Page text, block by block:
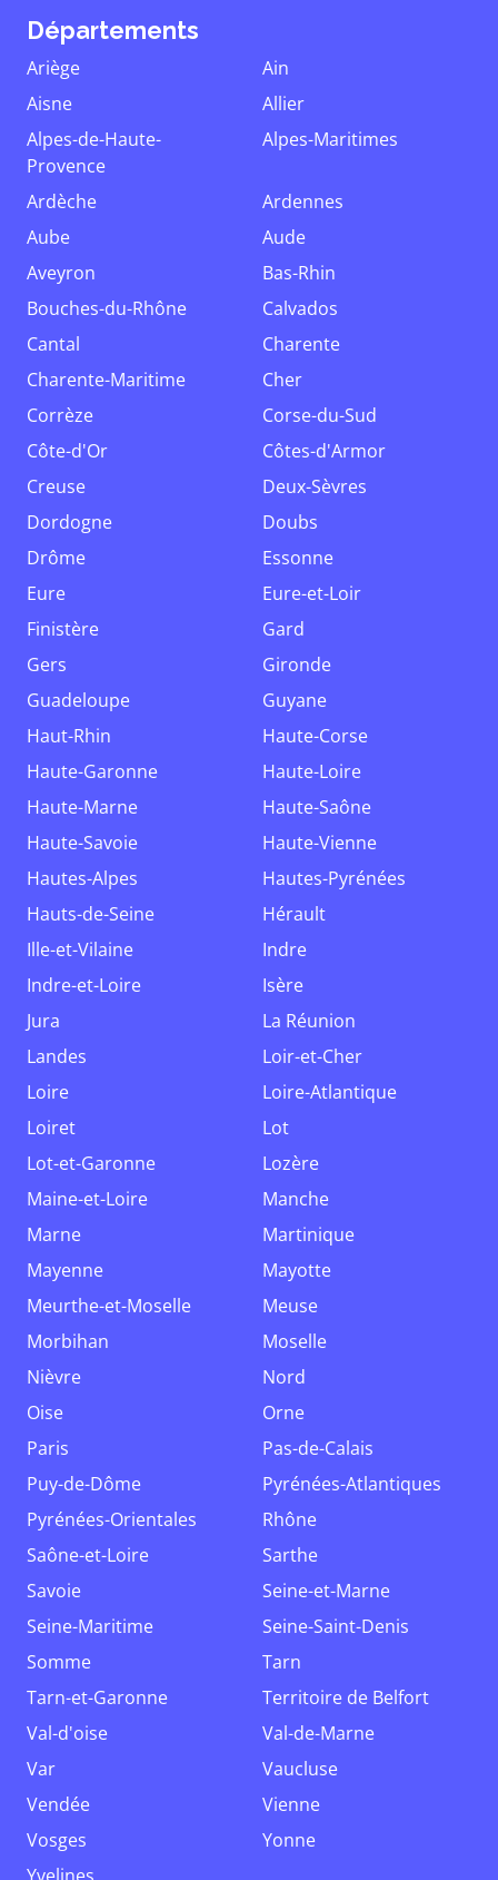
Départements
Ariège
Ain
Aisne
Allier
Alpes-de-Haute-
Provence
Alpes-Maritimes
Ardèche
Ardennes
Aube
Aude
Aveyron
Bas-Rhin
Bouches-du-Rhône
Calvados
Cantal
Charente
Charente-Maritime
Cher
Corrèze
Corse-du-Sud
Côte-d'Or
Côtes-d'Armor
Creuse
Deux-Sèvres
Dordogne
Doubs
Drôme
Essonne
Eure
Eure-et-Loir
Finistère
Gard
Gers
Gironde
Guadeloupe
Guyane
Haut-Rhin
Haute-Corse
Haute-Garonne
Haute-Loire
Haute-Marne
Haute-Saône
Haute-Savoie
Haute-Vienne
Hautes-Alpes
Hautes-Pyrénées
Hauts-de-Seine
Hérault
Ille-et-Vilaine
Indre
Indre-et-Loire
Isère
Jura
La Réunion
Landes
Loir-et-Cher
Loire
Loire-Atlantique
Loiret
Lot
Lot-et-Garonne
Lozère
Maine-et-Loire
Manche
Marne
Martinique
Mayenne
Mayotte
Meurthe-et-Moselle
Meuse
Morbihan
Moselle
Nièvre
Nord
Oise
Orne
Paris
Pas-de-Calais
Puy-de-Dôme
Pyrénées-Atlantiques
Pyrénées-Orientales
Rhône
Saône-et-Loire
Sarthe
Savoie
Seine-et-Marne
Seine-Maritime
Seine-Saint-Denis
Somme
Tarn
Tarn-et-Garonne
Territoire de Belfort
Val-d'oise
Val-de-Marne
Var
Vaucluse
Vendée
Vienne
Vosges
Yonne